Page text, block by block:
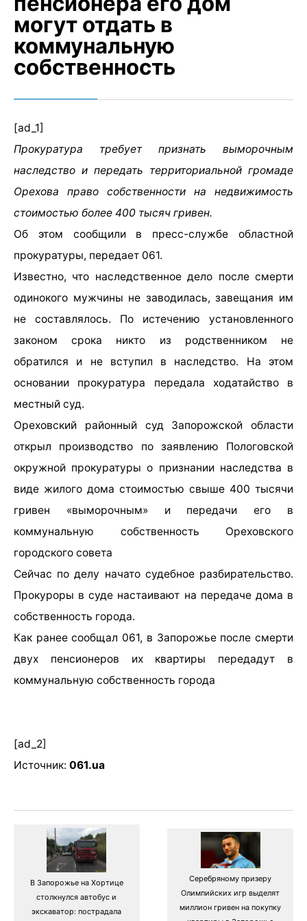
могут отдать в
коммунальную
собственность
[ad_1]
Прокуратура требует признать выморочным
наследство и передать территориальной громаде
Орехова право собственности на недвижимость
стоимостью более 400 тысяч гривен.
Об этом сообщили в пресс-службе областной
прокуратуры, передает 061.
Известно, что наследственное дело после смерти
одинокого мужчины не заводилась, завещания им
не составлялось. По истечению установленного
законом срока никто из родственником не
обратился и не вступил в наследство. На этом
основании прокуратура передала ходатайство в
местный суд.
Ореховский районный суд Запорожской области
открыл производство по заявлению Пологовской
окружной прокуратуры о признании наследства в
виде жилого дома стоимостью свыше 400 тысячи
гривен «выморочным» и передачи его в
коммунальную собственность Ореховского
городского совета
Сейчас по делу начато судебное разбирательство.
Прокуроры в суде настаивают на передаче дома в
собственность города.
Как ранее сообщал 061, в Запорожье после смерти
двух пенсионеров их квартиры передадут в
коммунальную собственность города
[ad_2]
Источник: 061.ua
В Запорожье на Хортице
столкнулся автобус и
экскаватор: пострадала
Серебряному призеру
Олимпийских игр выделят
миллион гривен на покупку